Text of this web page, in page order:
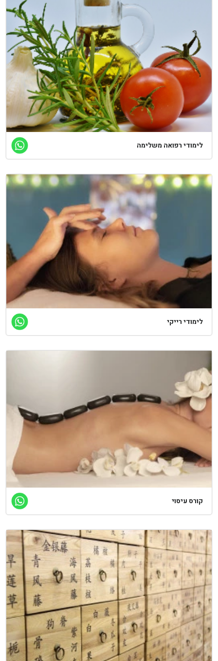
לימודי רפואה משלימה
לימודי רייקי
קורס עיסוי